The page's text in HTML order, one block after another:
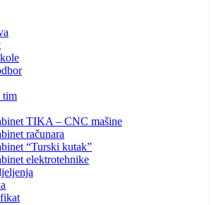
tim
TIKA – CNC mašine
računara
“Turski kutak”
elektrotehnike